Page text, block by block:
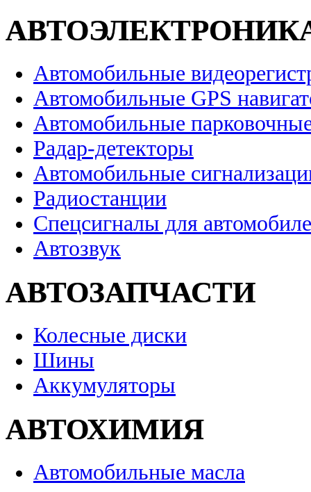
Автомобильные
Автомобильные GPS
Автомобильные
Радар-детекторы
Автомобильные
Радиостанции
Спецсигналы для
Автозвук
АВТОЗАПЧАСТИ
Колесные диски
Шины
Аккумуляторы
АВТОХИМИЯ
Автомобильные масла